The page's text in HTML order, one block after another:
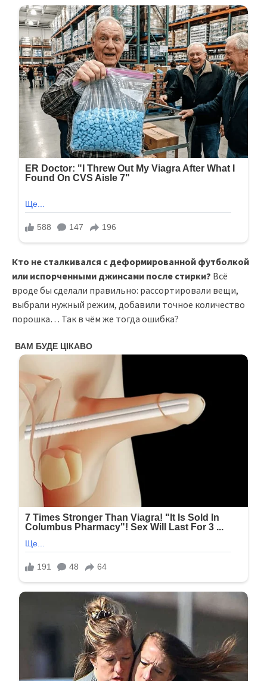
Кто не сталкивался с деформированной футболкой
или испорченными джинсами после стирки? Всё
вроде бы сделали правильно: рассортировали вещи,
выбрали нужный режим, добавили точное количество
порошка… Так в чём же тогда ошибка?